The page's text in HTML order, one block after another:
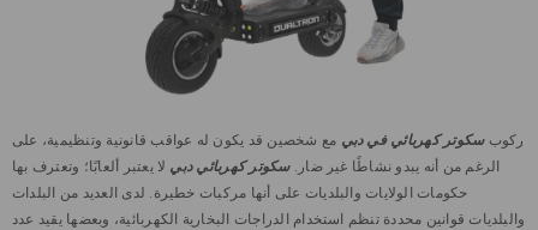
ركوبسكوتر كهربائي في دبي مع شخصين قد يكون له عواقب قانونية وتنظيمية، على
الرغم من أنه يبدو نشاطًا غير ضار.سكوتر كهربائي دبي لا يعتبر ألعابًا؛ وتعترف بها
حكومات الولايات والبلديات على أنها مركبات خطيرة. لدى العديد من البلدات
والبلديات قوانين محددة تنظم استخدام الدراجات البخارية الكهربائية، وبعضها يقيد عدد